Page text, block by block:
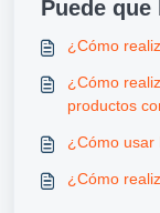
Puede que
¿Cómo
¿Cómo
productos
¿Cómo usar
¿Cómo